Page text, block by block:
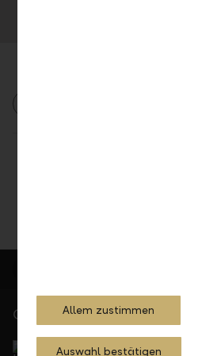
Gerne für Sie da
Service Direkt
Allem zustimmen
Auswahl bestätigen